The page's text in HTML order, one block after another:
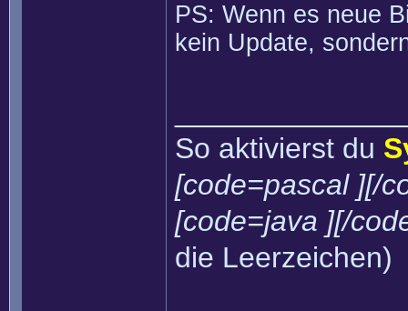
PS: Wenn es neue
kein Update,
So aktivierst du
[code=pascal ][/
[code=java ][/
die Leerzeichen)